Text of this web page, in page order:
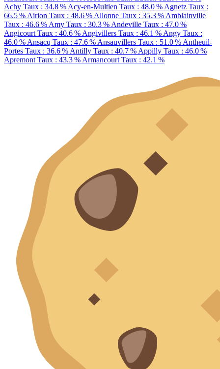
Achy Taux : 34.8 % Acy-en-Multien Taux : 48.0 % Agnetz Taux :
66.5 % Airion Taux : 48.6 % Allonne Taux : 35.3 % Amblainville
Taux : 46.6 % Amy Taux : 30.3 % Andeville Taux : 47.0 %
Angicourt Taux : 40.6 % Angivillers Taux : 46.1 % Angy Taux :
46.0 % Ansacq Taux : 47.6 % Ansauvillers Taux : 51.0 % Antheuil-
Portes Taux : 36.6 % Antilly Taux : 40.7 % Appilly Taux : 46.0 %
Apremont Taux : 43.3 % Armancourt Taux : 42.1 %